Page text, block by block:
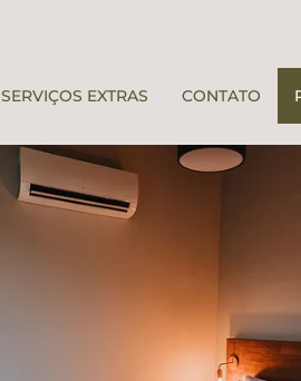
SERVIÇOS EXTRAS CONTATO